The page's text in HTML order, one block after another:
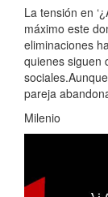
La tensión en
máximo este
eliminaciones
quienes siguen
pareja
Milenio